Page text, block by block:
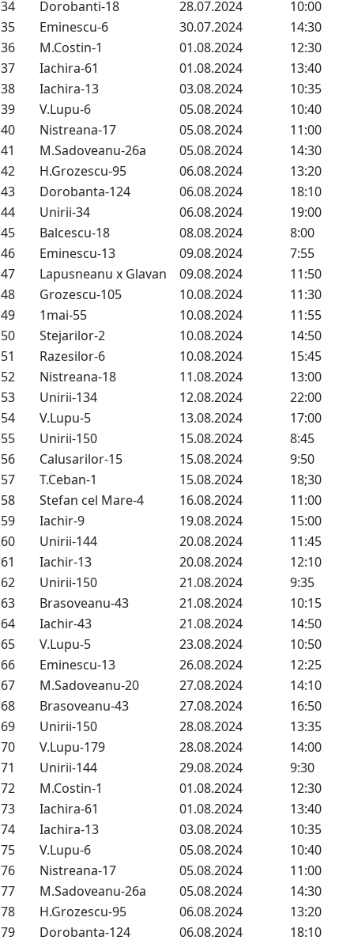
34
Dorobanti-18 28.07.2024
10:00
35
Eminescu-6 30.07.2024
14:30
36
M.Costin-1 01.08.2024
12:30
37
Iachira-61 01.08.2024
13:40
38
Iachira-13 03.08.2024
10:35
39
V.Lupu-6 05.08.2024
10:40
40
Nistreana-17 05.08.2024
11:00
41
M.Sadoveanu-26a 05.08.2024
14:30
42
H.Grozescu-95 06.08.2024
13:20
43
Dorobanta-124 06.08.2024
18:10
44
Unirii-34 06.08.2024
19:00
45
Balcescu-18 08.08.2024
8:00
46
Eminescu-13 09.08.2024
7:55
47
Lapusneanu x Glavan 09.08.2024
11:50
48
Grozescu-105 10.08.2024
11:30
49
1mai-55 10.08.2024
11:55
50
Stejarilor-2 10.08.2024
14:50
51
Razesilor-6 10.08.2024
15:45
52
Nistreana-18 11.08.2024
13:00
53
Unirii-134 12.08.2024
22:00
54
V.Lupu-5 13.08.2024
17:00
55
Unirii-150 15.08.2024
8:45
56
Calusarilor-15 15.08.2024
9:50
57
T.Ceban-1 15.08.2024
18;30
58
Stefan cel Mare-4 16.08.2024
11:00
59
Iachir-9 19.08.2024
15:00
60
Unirii-144 20.08.2024
11:45
61
Iachir-13 20.08.2024
12:10
62
Unirii-150 21.08.2024
9:35
63
Brasoveanu-43 21.08.2024
10:15
64
Iachir-43 21.08.2024
14:50
65
V.Lupu-5 23.08.2024
10:50
66
Eminescu-13 26.08.2024
12:25
67
M.Sadoveanu-20 27.08.2024
14:10
68
Brasoveanu-43 27.08.2024
16:50
69
Unirii-150 28.08.2024
13:35
70
V.Lupu-179 28.08.2024
14:00
71
Unirii-144 29.08.2024
9:30
72
M.Costin-1 01.08.2024
12:30
73
Iachira-61 01.08.2024
13:40
74
Iachira-13 03.08.2024
10:35
75
V.Lupu-6 05.08.2024
10:40
76
Nistreana-17 05.08.2024
11:00
77
M.Sadoveanu-26a 05.08.2024
14:30
78
H.Grozescu-95 06.08.2024
13:20
79
Dorobanta-124 06.08.2024 18:10